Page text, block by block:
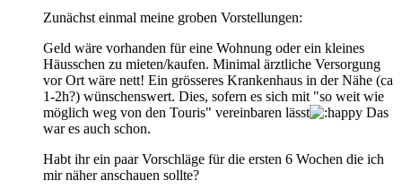
Zunächst einmal meine groben Vorstellungen:
Geld wäre vorhanden für eine Wohnung oder ein kleines
Häusschen zu mieten/kaufen. Minimal ärztliche Versorgung
vor Ort wäre nett! Ein grösseres Krankenhaus in der Nähe (ca
1-2h?) wünschenswert. Dies, sofern es sich mit "so weit wie
möglich weg von den Touris" vereinbaren lässt
Das
war es auch schon.
Habt ihr ein paar Vorschläge für die ersten 6 Wochen die ich
mir näher anschauen sollte?